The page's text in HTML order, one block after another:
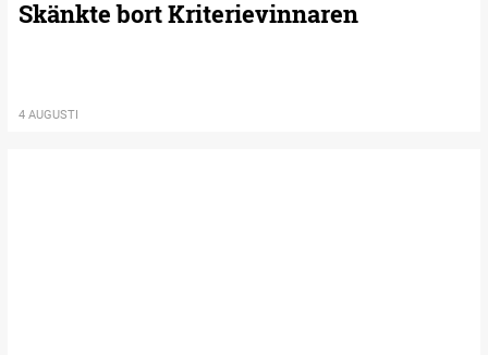
Skänkte bort Kriterievinnaren
4 AUGUSTI